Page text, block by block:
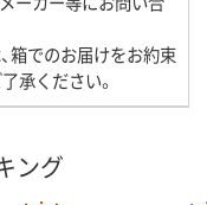
箱でのお届けをお約束
承ください。
ング